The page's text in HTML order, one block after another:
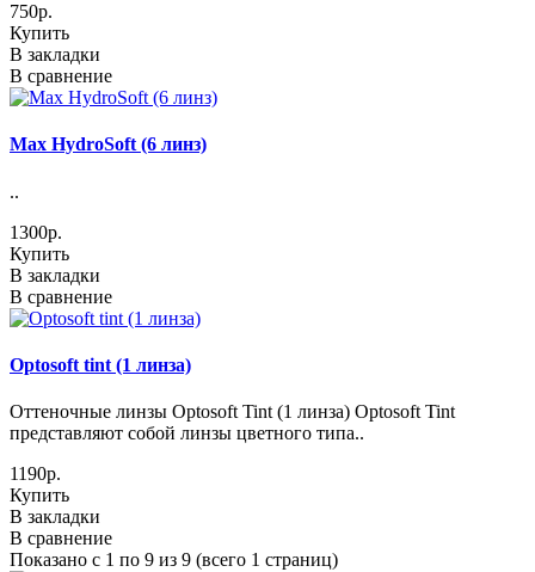
750р.
Купить
В закладки
В сравнение
Max HydroSoft (6 линз)
..
1300р.
Купить
В закладки
В сравнение
Optosoft tint (1 линза)
Оттеночные линзы Optosoft Tint (1 линза) Optosoft Tint
представляют собой линзы цветного типа..
1190р.
Купить
В закладки
В сравнение
Показано с 1 по 9 из 9 (всего 1 страниц)